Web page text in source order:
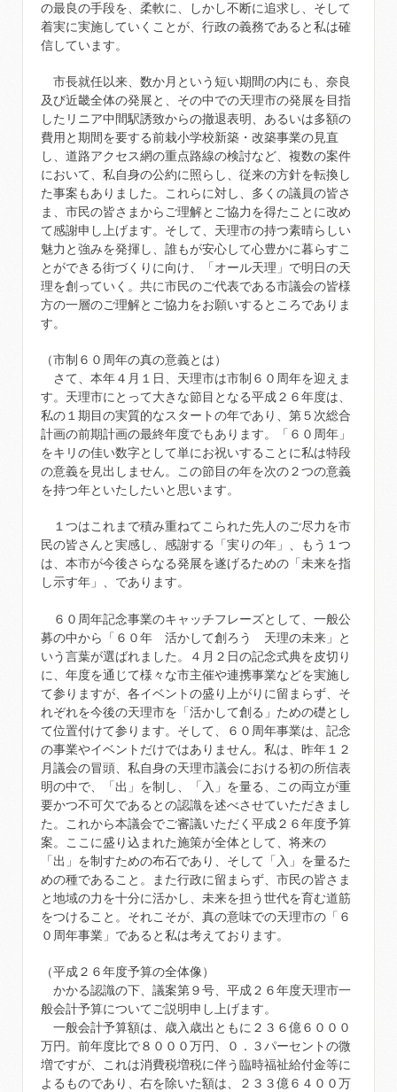
の最良の手段を、柔軟に、しかし不断に追求し、そして
着実に実施していくことが、行政の義務であると私は確
信しています。
市長就任以来、数か月という短い期間の内にも、奈良
及び近畿全体の発展と、その中での天理市の発展を目指
したリニア中間駅誘致からの撤退表明、あるいは多額の
費用と期間を要する前栽小学校新築・改築事業の見直
し、道路アクセス網の重点路線の検討など、複数の案件
において、私自身の公約に照らし、従来の方針を転換し
た事案もありました。これらに対し、多くの議員の皆さ
ま、市民の皆さまからご理解とご協力を得たことに改め
て感謝申し上げます。そして、天理市の持つ素晴らしい
魅力と強みを発揮し、誰もが安心して心豊かに暮らすこ
とができる街づくりに向け、「オール天理」で明日の天
理を創っていく。共に市民のご代表である市議会の皆様
方の一層のご理解とご協力をお願いするところでありま
す。
（市制６０周年の真の意義とは）
さて、本年４月１日、天理市は市制６０周年を迎えま
す。天理市にとって大きな節目となる平成２６年度は、
私の１期目の実質的なスタートの年であり、第５次総合
計画の前期計画の最終年度でもあります。「６０周年」
をキリの佳い数字として単にお祝いすることに私は特段
の意義を見出しません。この節目の年を次の２つの意義
を持つ年といたしたいと思います。
１つはこれまで積み重ねてこられた先人のご尽力を市
民の皆さんと実感し、感謝する「実りの年」、もう１つ
は、本市が今後さらなる発展を遂げるための「未来を指
し示す年」、であります。
６０周年記念事業のキャッチフレーズとして、一般公
募の中から「６０年 活かして創ろう 天理の未来」と
いう言葉が選ばれました。４月２日の記念式典を皮切り
に、年度を通じて様々な市主催や連携事業などを実施し
て参りますが、各イベントの盛り上がりに留まらず、そ
れぞれを今後の天理市を「活かして創る」ための礎とし
て位置付けて参ります。そして、６０周年事業は、記念
の事業やイベントだけではありません。私は、昨年１２
月議会の冒頭、私自身の天理市議会における初の所信表
明の中で、「出」を制し、「入」を量る、この両立が重
要かつ不可欠であるとの認識を述べさせていただきまし
た。これから本議会でご審議いただく平成２６年度予算
案。ここに盛り込まれた施策が全体として、将来の
「出」を制すための布石であり、そして「入」を量るた
めの種であること。また行政に留まらず、市民の皆さま
と地域の力を十分に活かし、未来を担う世代を育む道筋
をつけること。それこそが、真の意味での天理市の「６
０周年事業」であると私は考えております。
（平成２６年度予算の全体像）
かかる認識の下、議案第９号、平成２６年度天理市一
般会計予算についてご説明申し上げます。
一般会計予算額は、歳入歳出ともに２３６億６０００
万円。前年度比で８０００万円、０．３パーセントの微
増ですが、これは消費税増税に伴う臨時福祉給付金等に
よるものであり、右を除いた額は、２３３億６４００万